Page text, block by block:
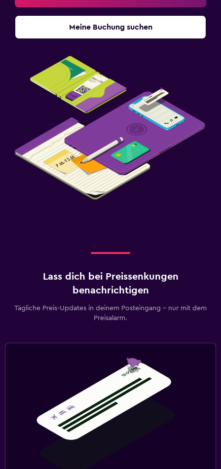
Meine Buchung suchen
Lass dich bei Preissenkungen
benachrichtigen
Tägliche Preis-Updates in deinem Posteingang – nur mit dem
Preisalarm.